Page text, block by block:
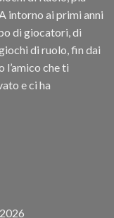
intorno ai primi anni
di giocatori, di
di ruolo, fin dai
l’amico che ti
e ci ha